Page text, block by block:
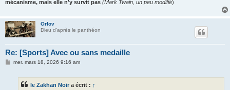
mécanisme, mais elle n'y survit pas (Mark Twain, un peu modifié)
Orlov
Dieu d'après le panthéon
Re: [Sports] Avec ou sans medaille
Mmer. mars 18, 2026 9:16 am
le Zakhan Noir a écrit : ↑